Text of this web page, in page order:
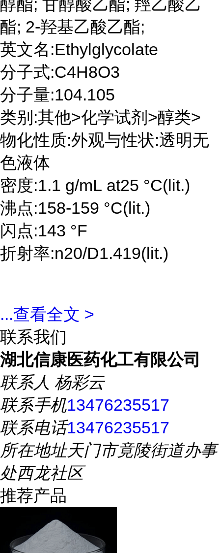
醇酯; 甘醇酸乙酯; 羥乙酸乙
酯; 2-羟基乙酸乙酯;
英文名:Ethylglycolate
分子式:C4H8O3
分子量:104.105
类别:其他>化学试剂>醇类>
物化性质:外观与性状:透明无
色液体
密度:1.1 g/mL at25 °C(lit.)
沸点:158-159 °C(lit.)
闪点:143 °F
折射率:n20/D1.419(lit.)
...查看全文 >
联系我们
湖北信康医药化工有限公司
联系人 杨彩云
联系手机13476235517
联系电话13476235517
所在地址天门市竟陵街道办事
处西龙社区
推荐产品